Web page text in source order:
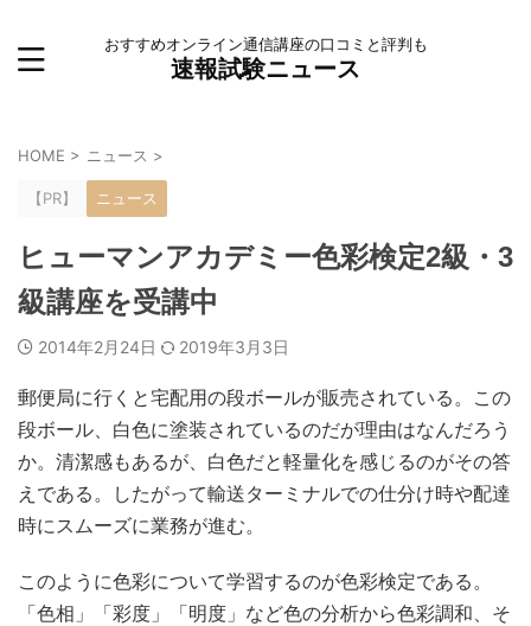
おすすめオンライン通信講座の口コミと評判も
速報試験ニュース
HOME > ニュース >
【PR】 ニュース
ヒューマンアカデミー色彩検定2級・3
級講座を受講中
2014年2月24日 2019年3月3日
郵便局に行くと宅配用の段ボールが販売されている。この
段ボール、白色に塗装されているのだが理由はなんだろう
か。清潔感もあるが、白色だと軽量化を感じるのがその答
えである。したがって輸送ターミナルでの仕分け時や配達
時にスムーズに業務が進む。
このように色彩について学習するのが色彩検定である。
「色相」「彩度」「明度」など色の分析から色彩調和、そ